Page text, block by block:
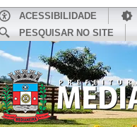
ACESSIBILIDADE
PESQUISAR NO SITE